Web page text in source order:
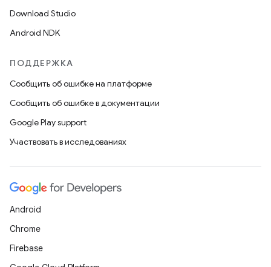
Download Studio
Android NDK
ПОДДЕРЖКА
Сообщить об ошибке на платформе
Сообщить об ошибке в документации
Google Play support
Участвовать в исследованиях
Android
Chrome
Firebase